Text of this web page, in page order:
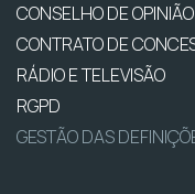
CONSELHO DE OPINIÃO
CONTRATO DE
RÁDIO E TELEVISÃO
RGPD
GESTÃO DAS